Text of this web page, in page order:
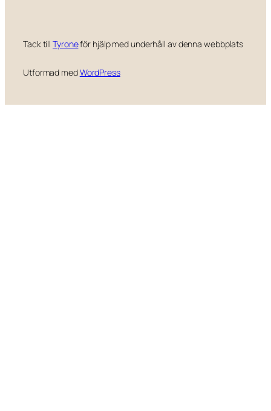
Tack tillTyroneför hjälp med underhåll av denna webbplats
Utformad medWordPress